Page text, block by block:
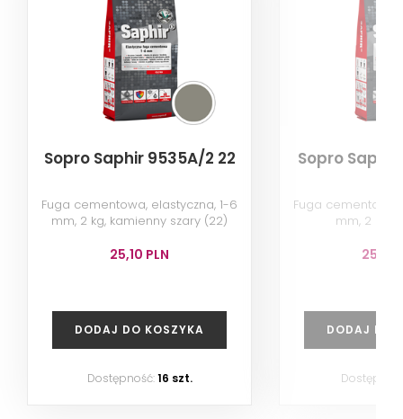
Sopro Saphir 9535A/2 22
Fuga cementowa, elastyczna, 1-6
mm, 2 kg, kamienny szary (22)
25,10 PLN
DODAJ DO KOSZYKA
Dostępność:16 szt.
Sopro Saphir
Fuga cementowa,
mm, 2 kg,
25,10
DODAJ DO